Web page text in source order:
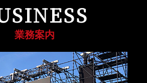
業務案内